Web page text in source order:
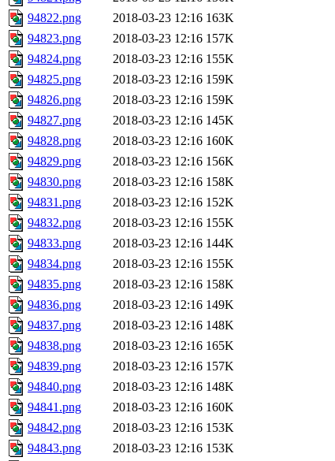
94822.png
2018-03-23 12:16 163K
94823.png
2018-03-23 12:16 157K
94824.png
2018-03-23 12:16 155K
94825.png
2018-03-23 12:16 159K
94826.png
2018-03-23 12:16 159K
94827.png
2018-03-23 12:16 145K
94828.png
2018-03-23 12:16 160K
94829.png
2018-03-23 12:16 156K
94830.png
2018-03-23 12:16 158K
94831.png
2018-03-23 12:16 152K
94832.png
2018-03-23 12:16 155K
94833.png
2018-03-23 12:16 144K
94834.png
2018-03-23 12:16 155K
94835.png
2018-03-23 12:16 158K
94836.png
2018-03-23 12:16 149K
94837.png
2018-03-23 12:16 148K
94838.png
2018-03-23 12:16 165K
94839.png
2018-03-23 12:16 157K
94840.png
2018-03-23 12:16 148K
94841.png
2018-03-23 12:16 160K
94842.png
2018-03-23 12:16 153K
94843.png
2018-03-23 12:16 153K